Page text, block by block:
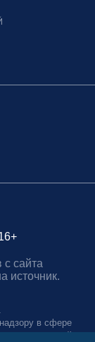
сайта
источник.
в сфере
коммуникаций.